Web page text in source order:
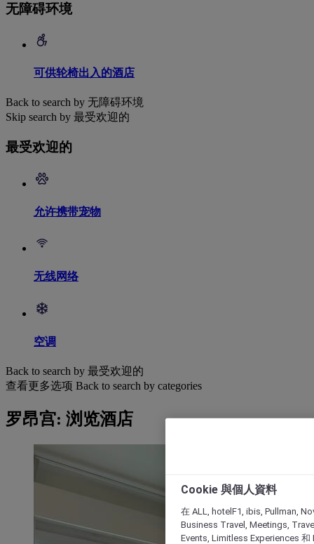
无障碍环境
可供轮椅出入的酒店
Back to search by 无障碍环境
Skip search by 最受欢迎的
最受欢迎的
允许携带宠物
无线网络
空调
Back to search by 最受欢迎的
查看更多选项 Back to search by categories
罗昂宫: 浏览酒店
Cookie 與個人資料
在 ALL, hotelF1, ibis, Pullman,
Business Travel, Meetings,
Events, Limitless Experiences 和